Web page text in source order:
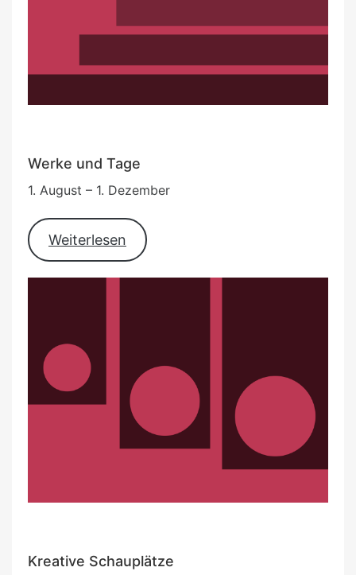
Werke und Tage
1. August – 1. Dezember
Weiterlesen
Kreative Schauplätze